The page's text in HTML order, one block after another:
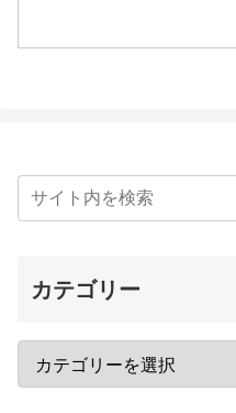
カテゴリー